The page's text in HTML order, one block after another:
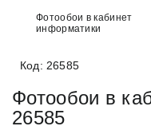
Фотообои в кабинет
информатики
Код: 26585
Фотообои в
26585